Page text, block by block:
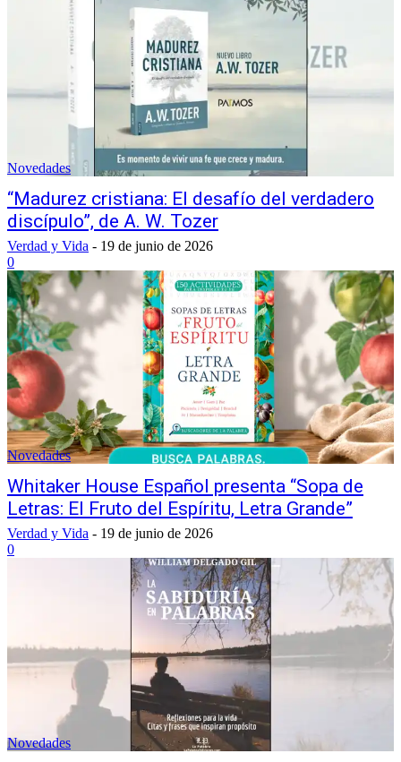
Novedades
“Madurez cristiana: El desafío del verdadero
discípulo”, de A. W. Tozer
Verdad y Vida - 19 de junio de 2026
0
Novedades
Whitaker House Español presenta “Sopa de
Letras: El Fruto del Espíritu, Letra Grande”
Verdad y Vida - 19 de junio de 2026
0
Novedades